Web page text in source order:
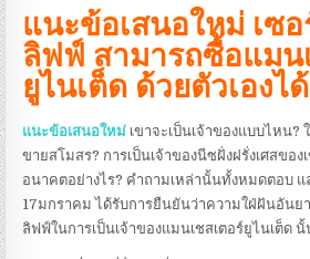
แนะข้อเสนอใหม่ เซ
ลิฟฟ์ สามารถซื้อแมน
ยูไนเต็ด ด้วยตัวเองไ
แนะข้อเสนอใหม่ เขาจะเป็นเจ้าของแบบไหน?
ขายสโมสร? การเป็นเจ้าของนีซฝั่งฝรั่งเศสขอ
อนาคตอย่างไร? คําถามเหล่านั้นทั้งหมดตอบ แ
17มกราคม ได้รับการยืนยันว่าความใฝ่ฝันอันย
ลิฟฟ์ในการเป็นเจ้าของแมนเชสเตอร์ยูไนเต็ด